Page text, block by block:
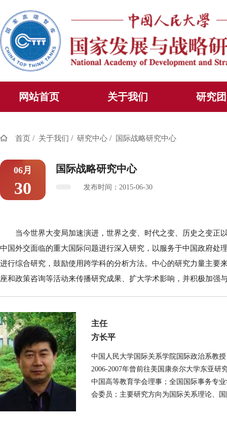
网站首页 关于我们 研究
首页 / 关于我们 / 研究中心 / 国际战略研究中心
06月
30
国际战略研究中心
发布时间：2015-06-30
当今世界大变局加速演进，世界之变、时代之变、历史之变正
中国外交面临的重大国际问题进行深入研究，以服务于中国政府
进行综合研究，鼓励使用跨学科的分析方法。中心的研究力量主
座和政策咨询等活动来传播研究成果、扩大学术影响，并积极加
主任
方长平
中国人民大学国际关系学院国际政治系教
2006-2007年曾前往美国康奈尔大学东亚
中国高等教育学会理事；全国国际事务专
会委员；主要研究方向为国际关系理论、